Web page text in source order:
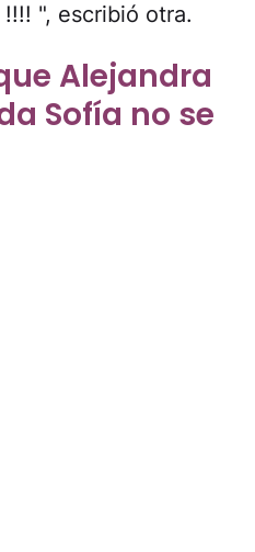
", escribió otra.
Alejandra
Sofía no se